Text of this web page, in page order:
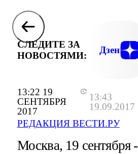
13:22 19
СЕНТЯБРЯ
2017
13:43
19.09.2017
РЕДАКЦИЯ ВЕСТИ.РУ
СЛЕДИТЕ ЗА
НОВОСТЯМИ:
Дзен
Москва, 19 сентября -